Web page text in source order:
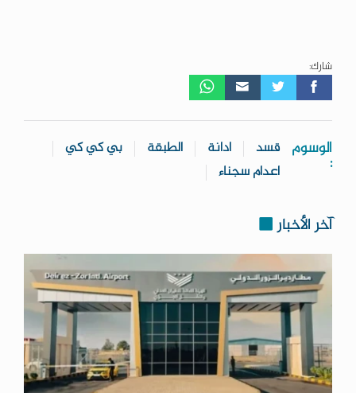
شارك:
الوسوم
:
قسد ادانة الطبقة
بي كي كي
اعدام سجناء
آخر الأخبار